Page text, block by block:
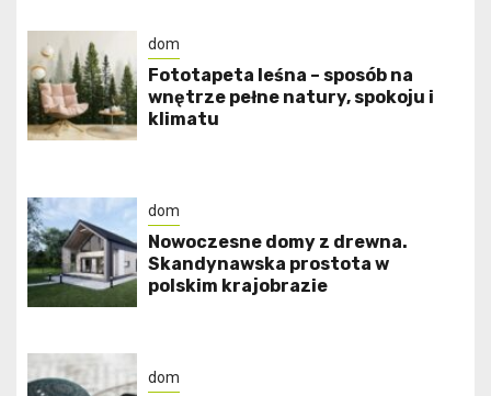
dom
​Fototapeta leśna – sposób na
wnętrze pełne natury, spokoju i
klimatu
dom
Nowoczesne domy z drewna.
Skandynawska prostota w
polskim krajobrazie
dom